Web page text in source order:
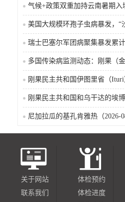
尼加拉瓜的基孔肯雅热（2026-
关于网站
联系我们
体检预约
体检进度